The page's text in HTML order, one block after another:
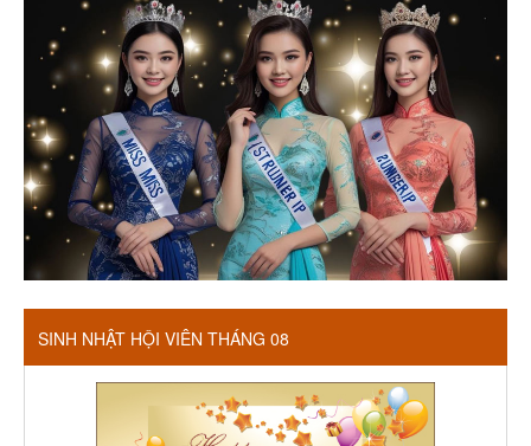
SINH NHẬT HỘI VIÊN THÁNG 08